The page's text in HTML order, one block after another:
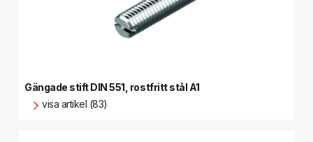
Gängade stift DIN 551, rostfritt stål A1
visa artikel (83)